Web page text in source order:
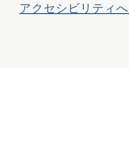
アクセシビリティ